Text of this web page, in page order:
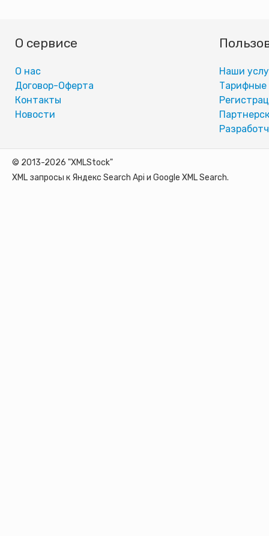
О сервисе
О нас
Договор-Оферта
Контакты
Новости
Наши
Тарифные
© 2013-2026 "XMLStock"
XML запросы к Яндекс Search Api и Google XML Search.